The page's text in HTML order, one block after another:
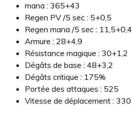
mana : 365+43
Regen PV /5 sec : 5+0,5
Regen mana /5 sec : 11,5+0,4
Armure : 28+4,9
Résistance magique : 30+1,2
Dégâts de base : 48+3,2
Dégâts critique : 175%
Portée des attaques : 525
Vitesse de déplacement : 330